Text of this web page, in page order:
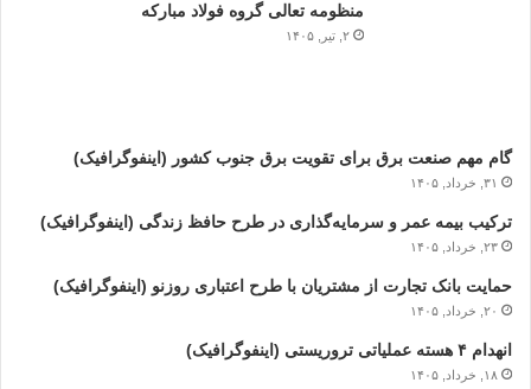
منظومه تعالی گروه فولاد مبارکه
۲, تیر, ۱۴۰۵
گام مهم صنعت برق برای تقویت برق جنوب کشور (اینفوگرافیک)
۳۱, خرداد, ۱۴۰۵
ترکیب بیمه عمر و سرمایه‌گذاری در طرح حافظ زندگی (اینفوگرافیک)
۲۳, خرداد, ۱۴۰۵
حمایت بانک تجارت از مشتریان با طرح اعتباری روزنو (اینفوگرافیک)
۲۰, خرداد, ۱۴۰۵
انهدام ۴ هسته عملیاتی تروریستی (اینفوگرافیک)
۱۸, خرداد, ۱۴۰۵